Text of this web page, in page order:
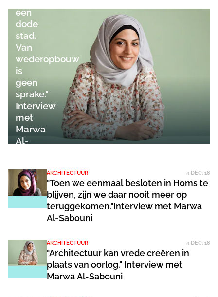
een
dode
stad.
Van
wederopbouw
is
geen
sprake."
Interview
met
Marwa
Al-
ARCHITECTUUR 4 DEC. 18
"Toen we eenmaal besloten in Homs te
blijven, zijn we daar nooit meer op
teruggekomen."Interview met Marwa
Al-Sabouni
ARCHITECTUUR 4 DEC. 18
"Architectuur kan vrede creëren in
plaats van oorlog." Interview met
Marwa Al-Sabouni